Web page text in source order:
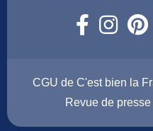
CGU de C'est bien la
Revue de presse